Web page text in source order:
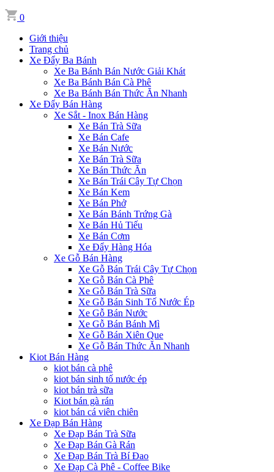
0
Giới thiệu
Trang chủ
Xe Đẩy Ba Bánh
Xe Ba Bánh Bán Nước Giải Khát
Xe Ba Bánh Bán Cà Phê
Xe Ba Bánh Bán Thức Ăn Nhanh
Xe Đẩy Bán Hàng
Xe Sắt - Inox Bán Hàng
Xe Bán Trà Sữa
Xe Bán Cafe
Xe Bán Nước
Xe Bán Trà Sữa
Xe Bán Thức Ăn
Xe Bán Trái Cây Tự Chọn
Xe Bán Kem
Xe Bán Phở
Xe Bán Bánh Trứng Gà
Xe Bán Hủ Tiếu
Xe Bán Cơm
Xe Đẩy Hàng Hóa
Xe Gỗ Bán Hàng
Xe Gỗ Bán Trái Cây Tự Chọn
Xe Gỗ Bán Cà Phê
Xe Gỗ Bán Trà Sữa
Xe Gỗ Bán Sinh Tố Nước Ép
Xe Gỗ Bán Nước
Xe Gỗ Bán Bánh Mì
Xe Gỗ Bán Xiên Que
Xe Gỗ Bán Thức Ăn Nhanh
Kiot Bán Hàng
kiot bán cà phê
kiot bán sinh tố nước ép
kiot bán trà sữa
Kiot bán gà rán
kiot bán cá viên chiên
Xe Đạp Bán Hàng
Xe Đạp Bán Trà Sữa
Xe Đạp Bán Gà Rán
Xe Đạp Bán Trà Bí Đao
Xe Đạp Cà Phê - Coffee Bike